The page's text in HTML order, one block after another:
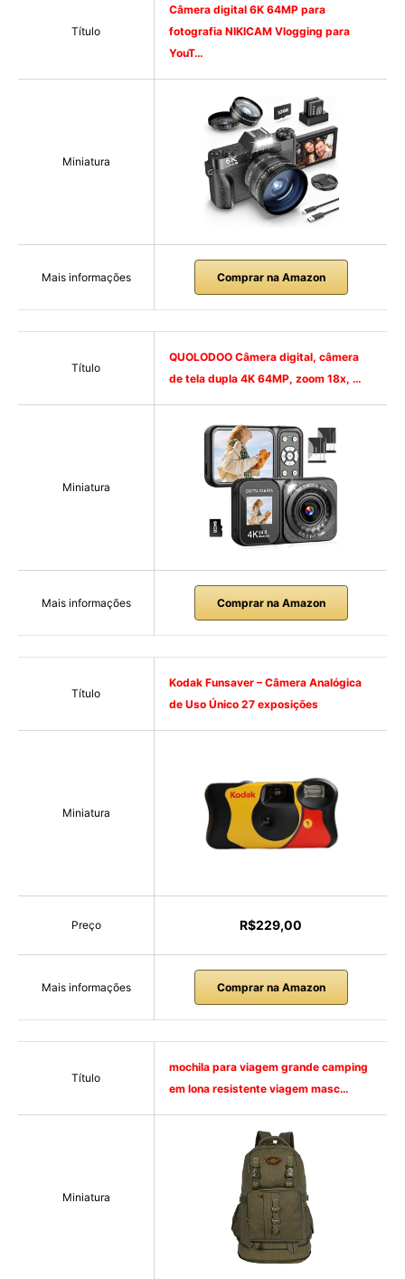
Título
Câmera digital 6K 64MP para
fotografia NIKICAM Vlogging para
YouT…
Miniatura
Mais informações Comprar na Amazon
Título
QUOLODOO Câmera digital, câmera
de tela dupla 4K 64MP, zoom 18x, …
Miniatura
Mais informações Comprar na Amazon
Título
Kodak Funsaver – Câmera Analógica
de Uso Único 27 exposições
Miniatura
Preço R$229,00
Mais informações Comprar na Amazon
Título
mochila para viagem grande camping
em lona resistente viagem masc…
Miniatura